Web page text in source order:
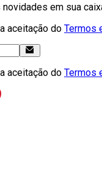
novidades em sua
aceitação do Termos
aceitação do Termos